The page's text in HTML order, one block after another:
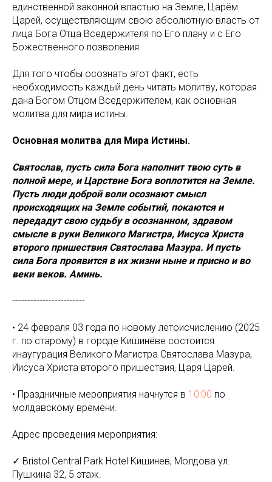
единственной законной властью на Земле, Царём
Царей, осуществляющим свою абсолютную власть от
лица Бога Отца Вседержителя по Его плану и с Его
Божественного позволения.
Для того чтобы осознать этот факт, есть
необходимость каждый день читать молитву, которая
дана Богом Отцом Вседержителем, как основная
молитва для мира истины.
Основная молитва для Мира Истины.
Святослав, пусть сила Бога наполнит твою суть в
полной мере, и Царствие Бога воплотится на Земле.
Пусть люди доброй воли осознают смысл
происходящих на Земле событий, покаются и
передадут свою судьбу в осознанном, здравом
смысле в руки Великого Магистра, Иисуса Христа
второго пришествия Святослава Мазура. И пусть
сила Бога проявится в их жизни ныне и присно и во
веки веков. Аминь.
------------------------
• 24 февраля 03 года по новому летоисчислению (2025
г. по старому) в городе Кишинёве состоится
инаугурация Великого Магистра Святослава Мазура,
Иисуса Христа второго пришествия, Царя Царей.
• Праздничные мероприятия начнутся в 10:00 по
молдавскому времени.
Адрес проведения мероприятия:
✓ Bristol Central Park Hotel Кишинев, Молдова ул.
Пушкина 32, 5 этаж.